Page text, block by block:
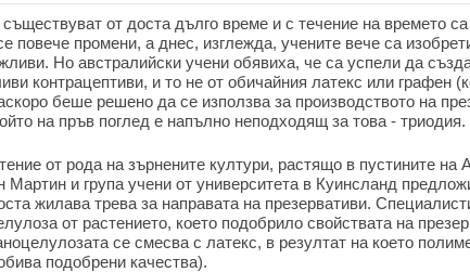
от доста дълго време и с течение на времето са
повече промени, а днес, изглежда, учените вече са
Но австралийски учени обявиха, че са успели да
контрацептиви, и то не от обичайния латекс или графен
беше решено да се използва за производството на
на пръв поглед е напълно неподходящ за това - триодия.
от рода на зърнените култури, растящо в пустините на
и група учени от университета в Куинсланд
жилава трева за направата на презервативи.
от растението, което подобрило свойствата на
се смесва с латекс, в резултат на което
подобрени качества).